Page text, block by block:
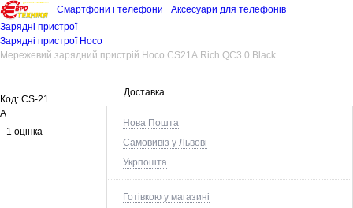
Смартфони і телефони
Аксесуари для телефонів
Зарядні пристрої
Зарядні пристрої Hoco
Мережевий зарядний пристрій Hoco CS21A Rich QC3.0 Black
Доставка
Нова Пошта
Самовивіз у Львові
Укрпошта
Готівкою у магазині
Код: CS-21
A
1 оцінка